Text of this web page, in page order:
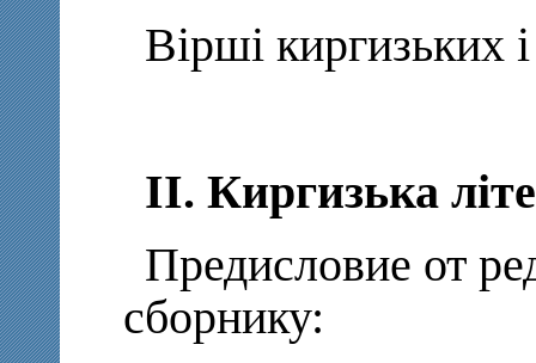
Вірші киргизьких
ІI. Киргизька
Предисловие от
сборнику: